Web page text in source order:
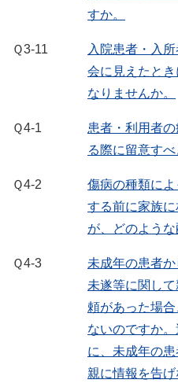
すか。
Ｑ3-11
入院患者・入
会に見えたと
なりませんか。
Ｑ4-1
患者・利用者
る際に留意すべ
Ｑ4-2
傷病の種類に
する前に家族
が、どのような
Ｑ4-3
未成年の患者
未遂等に関し
頼があった場
ないのですか
に、未成年の患
親に情報を告げ